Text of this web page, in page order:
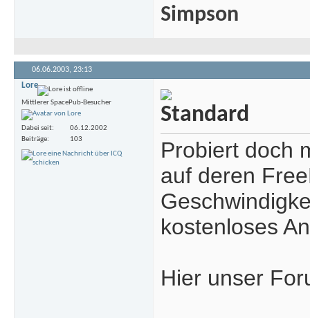
Simpson
06.06.2003, 23:13
Lore
Mittlerer SpacePub-Besucher
Dabei seit
06.12.2002
Beiträge
103
Probiert doch
auf deren
kostenloses
Hier unser